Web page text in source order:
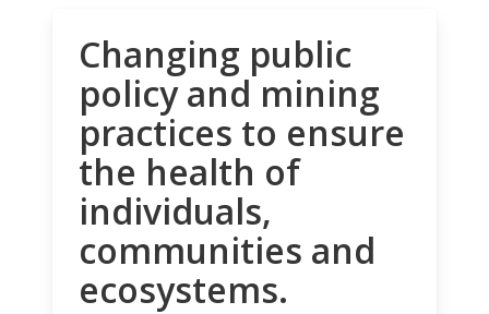
Changing public
policy and mining
practices to ensure
the health of
individuals,
communities and
ecosystems.